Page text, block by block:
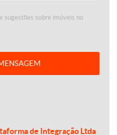
sugestões sobre imóveis no
de Integração Ltda